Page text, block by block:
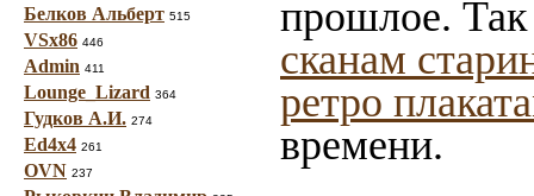
Белков Альберт 515
VSx86 446
Admin 411
Lounge_Lizard 364
Гудков А.И. 274
Ed4x4 261
OVN 237
прошлое.
сканам
ретро
времени.